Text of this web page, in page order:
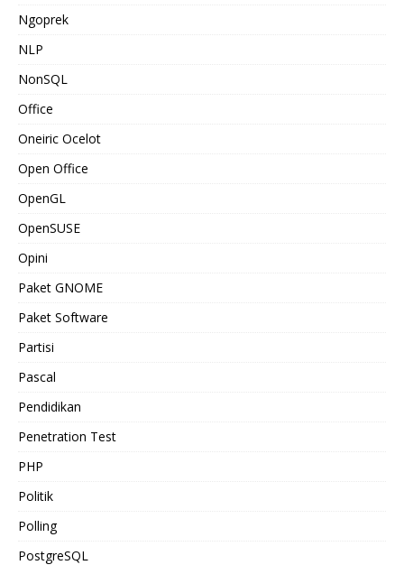
Ngoprek
NLP
NonSQL
Office
Oneiric Ocelot
Open Office
OpenGL
OpenSUSE
Opini
Paket GNOME
Paket Software
Partisi
Pascal
Pendidikan
Penetration Test
PHP
Politik
Polling
PostgreSQL